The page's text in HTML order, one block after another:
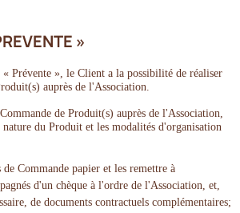
»
Prévente », le Client a la possibilité de réaliser
auprès de l'Association.
de Produit(s) auprès de l'Association,
du Produit et les modalités d'organisation
Commande papier et les remettre à
d'un chèque à l'ordre de l'Association, et,
de documents contractuels complémentaires;